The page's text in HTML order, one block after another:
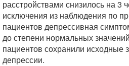
расстройствами снизилось на 3
исключения из наблюдения по
пациентов депрессивная
до степени нормальных
пациентов сохранили исходные
депрессии.